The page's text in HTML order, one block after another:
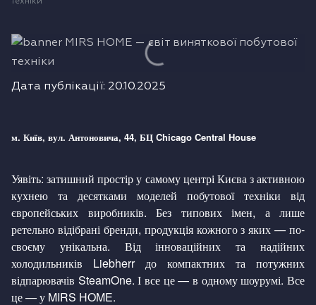
Духові шафи
Парові шафи
Вакууматори
Кавоварки
Аксесуари до великої побутової техніки
Дата публікації: 20.10.2025
м. Київ, вул. Антоновича, 44, БЦ Chicago Central House
Уявіть: затишний простір у самому центрі Києва з активною
кухнею та десятками моделей побутової техніки від
європейських виробників. Без типових імен, а лише
ретельно відібрані бренди, продукція кожного з яких — по-
своєму унікальна. Від інноваційних та надійних
холодильників Liebherr до компактних та потужних
відпарювачів SteamOne. І все це — в одному шоурумі. Все
це — у MIRS HOME.